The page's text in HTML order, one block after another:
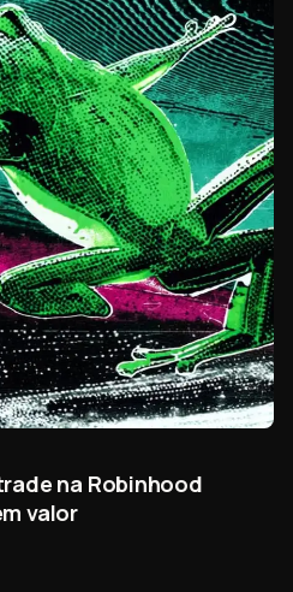
na Robinhood
valor